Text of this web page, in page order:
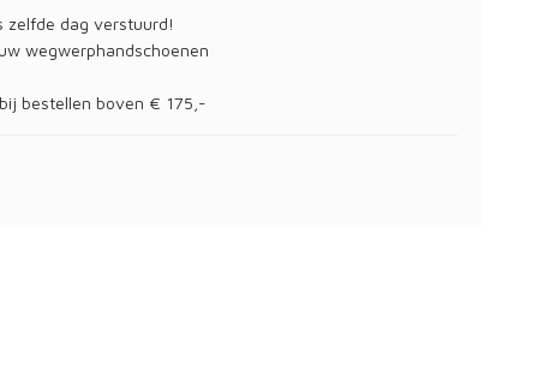
zelfde dag verstuurd!
wegwerphandschoenen
bestellen boven € 175,-